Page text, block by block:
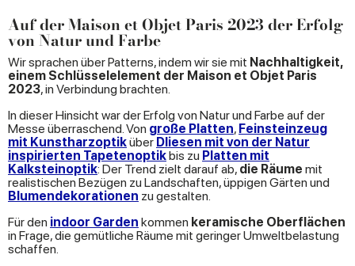
Auf der Maison et Objet Paris 2023 der Erfolg
von Natur und Farbe
Wir sprachen über Patterns, indem wir sie mit Nachhaltigkeit,
einem Schlüsselelement der Maison et Objet Paris
2023, in Verbindung brachten.
In dieser Hinsicht war der Erfolg von Natur und Farbe auf der
Messe überraschend. Von große Platten, Feinsteinzeug
mit Kunstharzoptiküber Dliesen mit von der Natur
inspirierten Tapetenoptikbis zu Platten mit
Kalksteinoptik: Der Trend zielt darauf ab, die Räume mit
realistischen Bezügen zu Landschaften, üppigen Gärten und
Blumendekorationen zu gestalten.
Für den indoor Garden kommen keramische Oberflächen
in Frage, die gemütliche Räume mit geringer Umweltbelastung
schaffen.